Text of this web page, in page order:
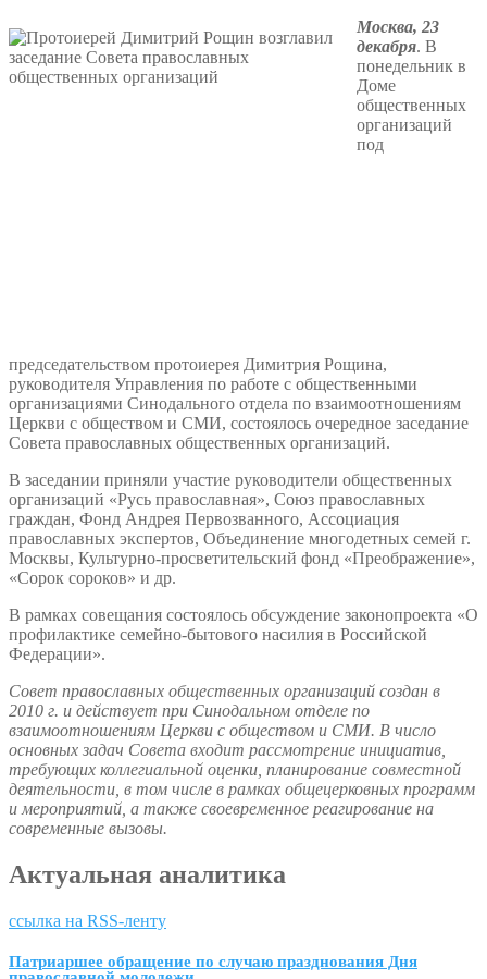
Москва, 23
декабря. В
понедельник в
Доме
общественных
организаций
под
председательством протоиерея Димитрия Рощина,
руководителя Управления по работе с общественными
организациями Синодального отдела по взаимоотношениям
Церкви с обществом и СМИ, состоялось очередное заседание
Совета православных общественных организаций.
В заседании приняли участие руководители общественных
организаций «Русь православная», Союз православных
граждан, Фонд Андрея Первозванного, Ассоциация
православных экспертов, Объединение многодетных семей г.
Москвы, Культурно-просветительский фонд «Преображение»,
«Сорок сороков» и др.
В рамках совещания состоялось обсуждение законопроекта «О
профилактике семейно-бытового насилия в Российской
Федерации».
Совет православных общественных организаций создан в
2010 г. и действует при Синодальном отделе по
взаимоотношениям Церкви с обществом и СМИ. В число
основных задач Совета входит рассмотрение инициатив,
требующих коллегиальной оценки, планирование совместной
деятельности, в том числе в рамках общецерковных программ
и мероприятий, а также своевременное реагирование на
современные вызовы.
Актуальная аналитика
ссылка на RSS-ленту
Патриаршее обращение по случаю празднования Дня